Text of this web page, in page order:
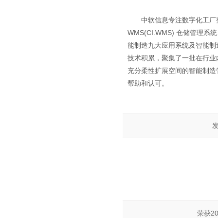
中软信息专注数字化工
WMS(CI.WMS) 仓储管理系
能制造九大应用系统及智能
技术积累，聚集了一批在行
充分柔性扩展空间的智能制
帮助和认可。
荣获